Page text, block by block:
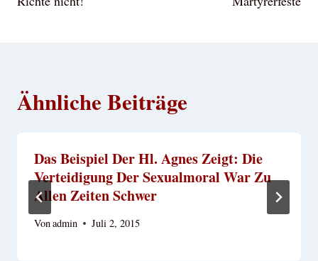
Ähnliche Beiträge
Das Beispiel Der Hl. Agnes Zeigt: Die
Verteidigung Der Sexualmoral War Zu
Allen Zeiten Schwer
Vonadmin Juli 2, 2015